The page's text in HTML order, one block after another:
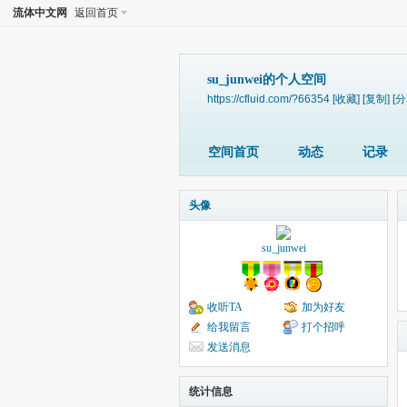
流体中文网 返回首页
su_junwei的个人空间
https://cfluid.com/?66354 [收藏] [复制] [
空间首页 动态 记录
头像
su_junwei
收听TA
加为好友
给我留言
打个招呼
发送消息
统计信息